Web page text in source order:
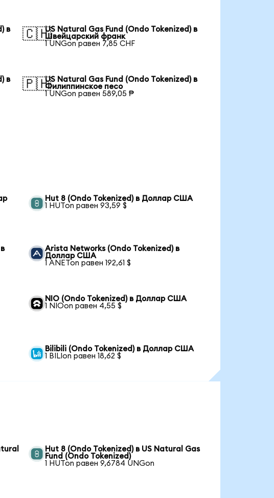
в
🇨🇭US Natural Gas Fund (Ondo Tokenized) в
Швейцарский франк
1 UNGon равен 7,85 CHF
в
🇵🇭US Natural Gas Fund (Ondo Tokenized) в
Филиппинское песо
1 UNGon равен 589,05 ₱
Hut 8 (Ondo Tokenized) в Доллар США
1 HUTon равен 93,59 $
Arista Networks (Ondo Tokenized) в
Доллар США
1 ANETon равен 192,61 $
NIO (Ondo Tokenized) в Доллар США
1 NIOon равен 4,55 $
Bilibili (Ondo Tokenized) в Доллар США
1 BILIon равен 18,62 $
Hut 8 (Ondo Tokenized) в US Natural Gas
Fund (Ondo Tokenized)
1 HUTon равен 9,6784 UNGon